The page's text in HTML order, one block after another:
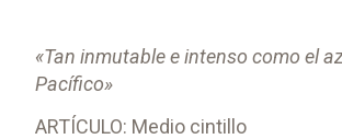
«Tan inmutable e intenso como el
Pacífico»
ARTÍCULO: Medio cintillo